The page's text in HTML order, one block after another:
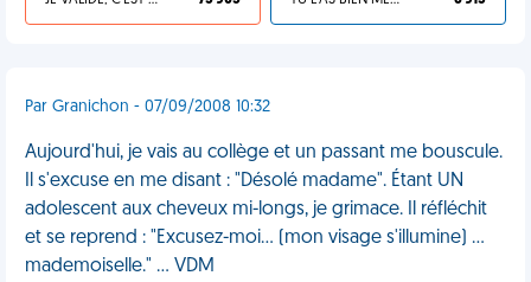
Par Granichon - 07/09/2008 10:32
Aujourd'hui, je vais au collège et un passant me bouscule.
Il s'excuse en me disant : "Désolé madame". Étant UN
adolescent aux cheveux mi-longs, je grimace. Il réfléchit
et se reprend : "Excusez-moi... (mon visage s'illumine) ...
mademoiselle." ... VDM